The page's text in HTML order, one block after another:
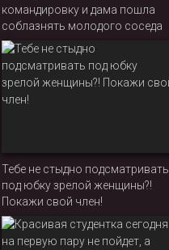
командировку и дама пошла
соблазнять молодого соседа
по лестничной сходовой
Тебе не стыдно подсматривать
под юбку зрелой женщины?!
Покажи свой член!